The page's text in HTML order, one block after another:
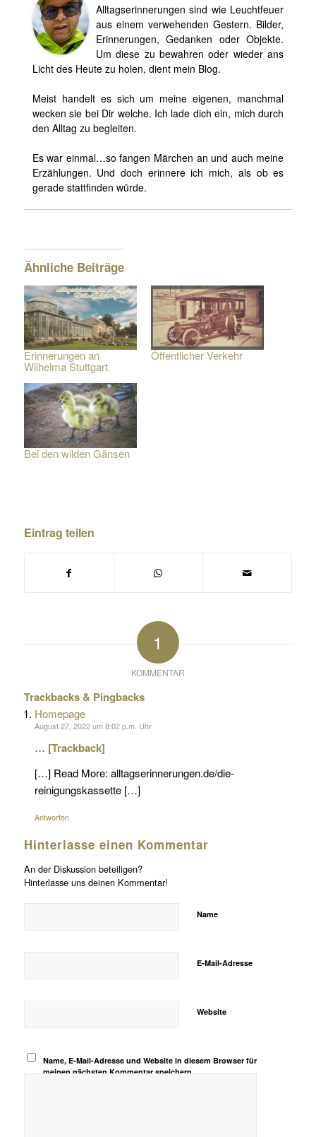
Alltagserinnerungen sind wie Leuchtfeuer
aus einem verwehenden Gestern. Bilder,
Erinnerungen, Gedanken oder Objekte.
Um diese zu bewahren oder wieder ans
Licht des Heute zu holen, dient mein Blog.
Meist handelt es sich um meine eigenen, manchmal
wecken sie bei Dir welche. Ich lade dich ein, mich durch
den Alltag zu begleiten.
Es war einmal…so fangen Märchen an und auch meine
Erzählungen. Und doch erinnere ich mich, als ob es
gerade stattfinden würde.
Ähnliche Beiträge
Erinnerungen an
Wilhelma Stuttgart
Öffentlicher Verkehr
Bei den wilden Gänsen
Eintrag teilen
1
KOMMENTAR
Trackbacks & Pingbacks
Homepage
August 27, 2022 um 8:02 p.m. Uhr
… [Trackback]
[…] Read More: alltagserinnerungen.de/die-
reinigungskassette […]
Antworten
Hinterlasse einen Kommentar
An der Diskussion beteiligen?
Hinterlasse uns deinen Kommentar!
Name
E-Mail-Adresse
Website
Name, E-Mail-Adresse und Website in diesem Browser für
meinen nächsten Kommentar speichern.